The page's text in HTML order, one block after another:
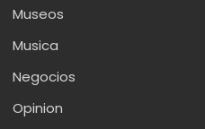
Museos
Musica
Negocios
Opinion